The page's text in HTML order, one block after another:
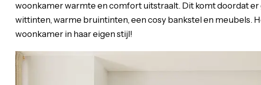
woonkamer warmte en comfort uitstraalt. Dit komt doordat er
wittinten, warme bruintinten, een cosy bankstel en meubels.
woonkamer in haar eigen stijl!